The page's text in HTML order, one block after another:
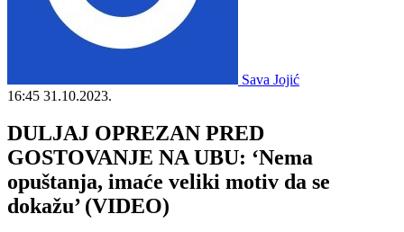
Sava Jojić
16:45 31.10.2023.
DULJAJ OPREZAN PRED
GOSTOVANJE NA UBU: ‘Nema
opuštanja, imaće veliki motiv da se
dokažu’ (VIDEO)